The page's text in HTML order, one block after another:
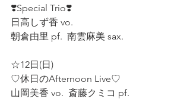
❣️Special Trio❣️
日高しず香 vo.
朝倉由里 pf.  南雲麻美 sax.
☆12日(日)
♡休日のAfternoon Live♡
山岡美香 vo.  斎藤クミコ pf.